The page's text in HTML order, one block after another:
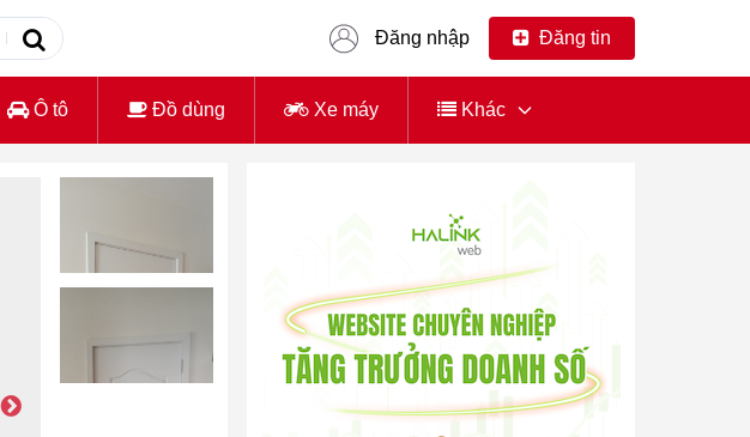
Đăng nhập Đăng tin
Ô tô Đồ dùng Xe máy Khác